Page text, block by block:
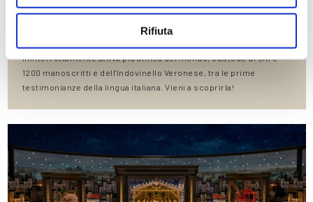
Rifiuta
VICINO ALL’HOTEL COLOMBA D’ORO
Poco distante dall'Hotel Colomba d'Oro, accanto al Duomo di
ininterrottamente attiva più antica del mondo, custode di oltre
1200 manoscritti e dell'Indovinello Veronese, tra le prime
testimonianze della lingua italiana. Vieni a scoprirla!